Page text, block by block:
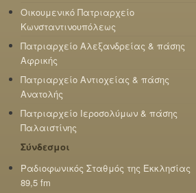
Οικουμενικό Πατριαρχείο
Κωνσταντινουπόλεως
Πατριαρχείο Αλεξανδρείας & πάσης
Αφρικής
Πατριαρχείο Αντιοχείας & πάσης
Ανατολής
Πατριαρχείο Ιεροσολύμων & πάσης
Παλαιστίνης
Σύνδεσμοι
Ραδιοφωνικός Σταθμός της Εκκλησίας
89,5 fm